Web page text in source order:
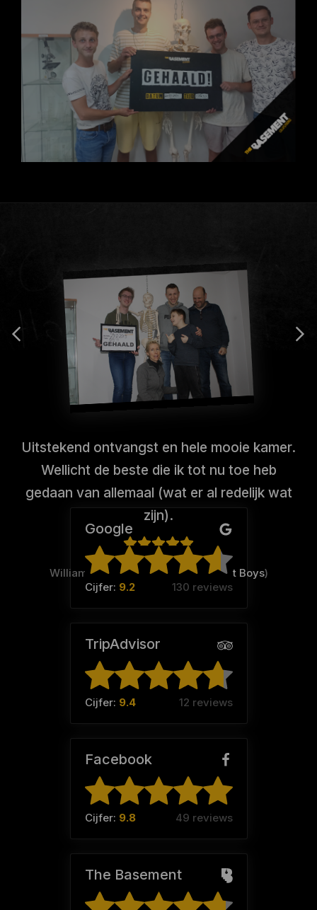
Uitstekend ontvangst en hele mooie kamer.
Wellicht de beste die ik tot nu toe heb
gedaan van allemaal (wat er al redelijk wat
zijn).
William Schaarman (Team:The Best Boys)
Google
Cijfer: 9.2 130 reviews
TripAdvisor
Cijfer: 9.4 12 reviews
Facebook
Cijfer: 9.8 49 reviews
The Basement